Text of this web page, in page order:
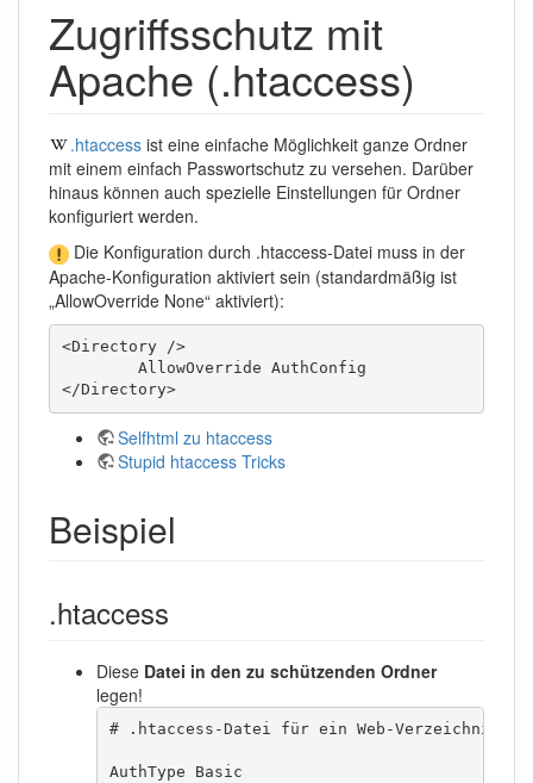
Zugriffsschutz mit
Apache (.htaccess)
.htaccess ist eine einfache Möglichkeit ganze Ordner
mit einem einfach Passwortschutz zu versehen. Darüber
hinaus können auch spezielle Einstellungen für Ordner
konfiguriert werden.
Die Konfiguration durch .htaccess-Datei muss in der
Apache-Konfiguration aktiviert sein (standardmäßig ist
„AllowOverride None“ aktiviert):
<Directory />
        AllowOverride AuthConfig
</Directory>
Selfhtml zu htaccess
Stupid htaccess Tricks
Beispiel
.htaccess
Diese Datei in den zu schützenden Ordner
legen!
# .htaccess-Datei für ein Web-Verzeichnis
AuthType Basic